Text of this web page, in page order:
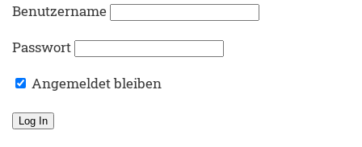
Benutzername
Passwort
Angemeldet bleiben